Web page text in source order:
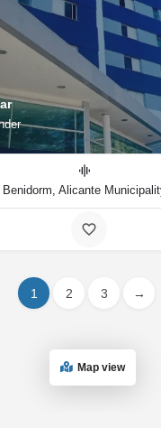
Benidorm, Alicante
1 2 3 →
Map view